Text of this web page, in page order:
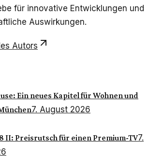
für innovative Entwicklungen und
Auswirkungen.
Autors
Ein neues Kapitel für Wohnen und
7. August 2026
II: Preisrutsch für einen Premium-TV7.